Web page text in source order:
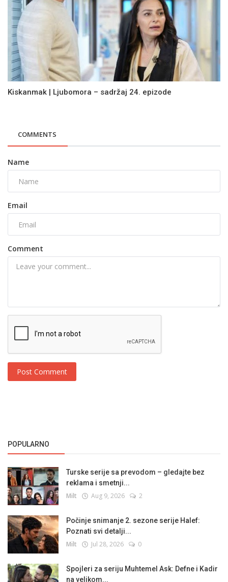
Kiskanmak | Ljubomora – sadržaj 24. epizode
COMMENTS
Name
Email
Comment
Post Comment
POPULARNO
Turske serije sa prevodom – gledajte bez
reklama i smetnji...
Milt Aug 9, 2026 2
Počinje snimanje 2. sezone serije Halef:
Poznati svi detalji...
Milt Jul 28, 2026 0
Spojleri za seriju Muhtemel Ask: Defne i Kadir
na velikom...